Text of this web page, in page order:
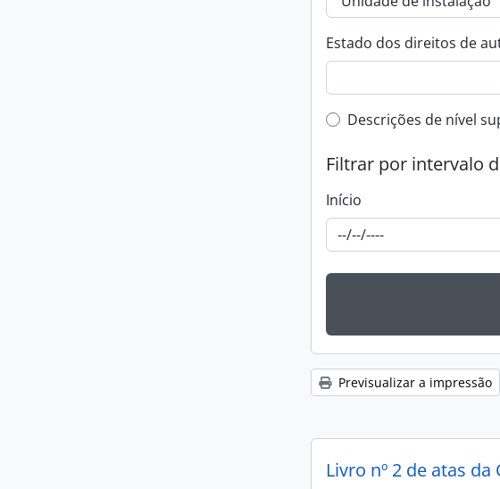
Estado dos direitos de
Top-level
Descrições de nível
Filtrar por intervalo
Início
Previsualizar a impressão
Livro nº 2 de atas